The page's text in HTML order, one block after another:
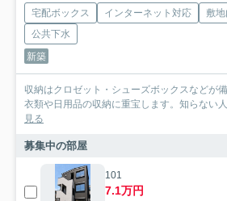
宅配ボックス インターネット対応
敷
公共下水
新築
収納はクロゼット・シューズボックスなどが
衣類や日用品の収納に重宝します。知らない
見る
募集中の部屋
101
7.1万円